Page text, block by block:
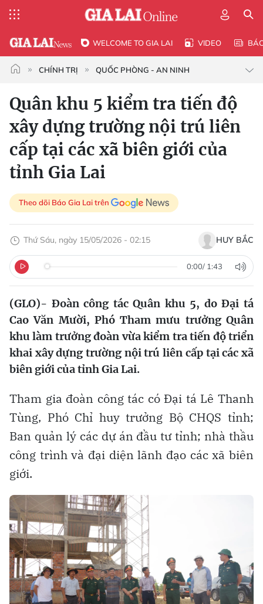
WELCOME TO GIA LAI VIDEO
CHÍNH TRỊ QUỐC PHÒNG - AN NINH
Quân khu 5 kiểm tra tiến độ
xây dựng trường nội trú liên
cấp tại các xã biên giới của
tỉnh Gia Lai
Theo dõi Báo Gia Lai trên
Thứ Sáu, ngày 15/05/2026 - 02:15 HUY BẮC
0:00/ 1:43
(GLO)- Đoàn công tác Quân khu 5, do Đại tá
Cao Văn Mười, Phó Tham mưu trưởng Quân
khu làm trưởng đoàn vừa kiểm tra tiến độ triển
khai xây dựng trường nội trú liên cấp tại các xã
biên giới của tỉnh Gia Lai.
Tham gia đoàn công tác có Đại tá Lê Thanh
Tùng, Phó Chỉ huy trưởng Bộ CHQS tỉnh;
Ban quản lý các dự án đầu tư tỉnh; nhà thầu
công trình và đại diện lãnh đạo các xã biên
giới.